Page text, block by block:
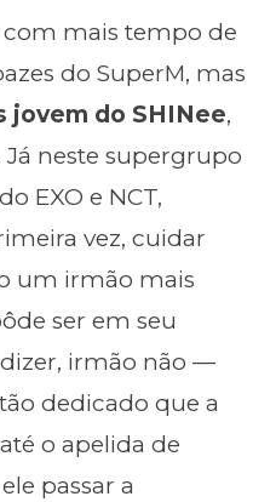
com mais tempo de
do SuperM, mas
jovem do SHINee,
neste supergrupo
EXO e NCT,
vez, cuidar
um irmão mais
ser em seu
irmão não —
dedicado que a
o apelida de
passar a